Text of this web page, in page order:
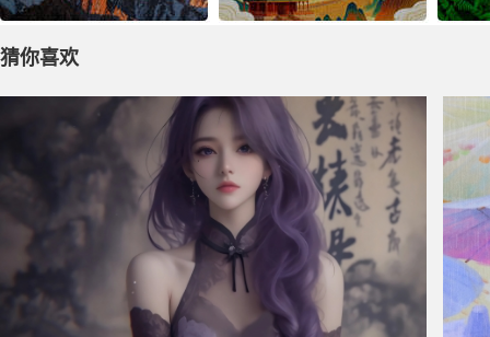
猜你喜欢